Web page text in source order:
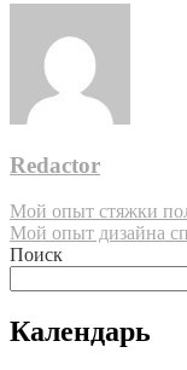
Redactor
Навигация
по
Мой опыт стяжки
Мой опыт дизайна
Поиск
Календарь